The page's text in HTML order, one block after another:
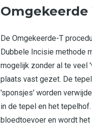
Omgekeerde
De Omgekeerde-T
Dubbele Incisie methode
mogelijk zonder al te veel
plaats vast gezet. De
'sponsjes' worden
in de tepel en het
bloedtoevoer en wordt